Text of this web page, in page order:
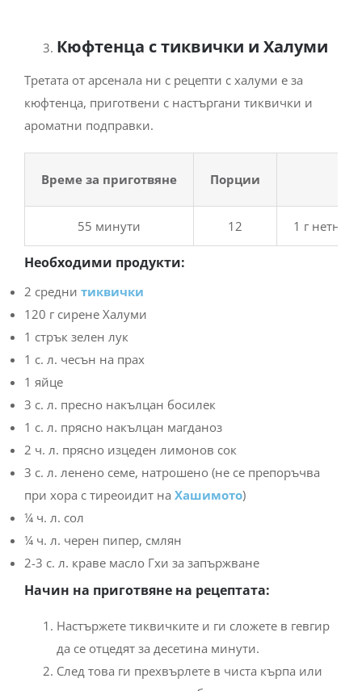
Кюфтенца с тиквички и Халуми
Третата от арсенала ни с рецепти с халуми е за
кюфтенца, приготвени с настъргани тиквички и
ароматни подправки.
Време за приготвяне Порции
55 минути 12 1 г нетни
Необходими продукти:
2 средни тиквички
120 г сирене Халуми
1 стрък зелен лук
1 с. л. чесън на прах
1 яйце
3 с. л. пресно накълцан босилек
1 с. л. прясно накълцан магданоз
2 ч. л. прясно изцеден лимонов сок
3 с. л. ленено семе, натрошено (не се препоръчва
при хора с тиреоидит на Хашимото)
¼ ч. л. сол
¼ ч. л. черен пипер, смлян
2-3 с. л. краве масло Гхи за запържване
Начин на приготвяне на рецептата:
Настържете тиквичките и ги сложете в гевгир
да се отцедят за десетина минути.
След това ги прехвърлете в чиста кърпа или